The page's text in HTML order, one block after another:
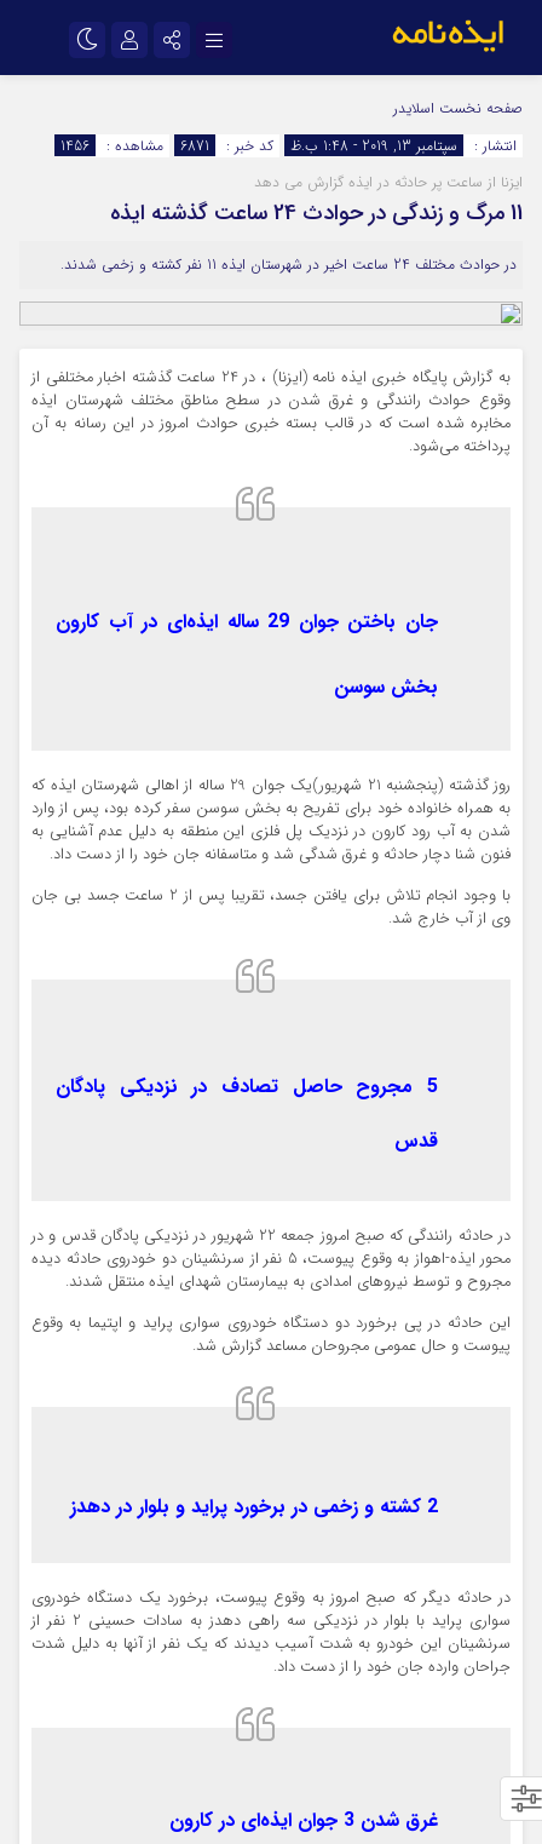
اینستاگرام
سروش
ایتا
آپارات
اپلیکیشن رمز عبور
صفحه نخست اسلایدر
انتشار :
سپتامبر 13, 2019 - 1:48 ب.ظ کد خبر : 6871 مشاهده :
1456
ایزنا از ساعت پر حادثه در ایذه گزارش می دهد
11 مرگ و زندگی در حوادث 24 ساعت گذشته ایذه
در حوادث مختلف 24 ساعت اخیر در شهرستان ایذه 11 نفر کشته و زخمی شدند.
به گزارش پایگاه خبری ایذه نامه (ایزنا) ، در 24 ساعت گذشته اخبار مختلفی از
وقوع حوادث رانندگی و غرق شدن در سطح مناطق مختلف شهرستان ایذه
مخابره شده است که در قالب بسته خبری حوادث امروز در این رسانه به آن
پرداخته می‌شود.
جان باختن جوان 29 ساله ایذه‌ای در آب کارون
بخش سوسن
روز گذشته (پنجشنبه 21 شهریور)یک جوان 29 ساله از اهالی شهرستان ایذه که
به همراه خانواده خود برای تفریح به بخش سوسن سفر کرده بود، پس از وارد
شدن به آب رود کارون در نزدیک پل فلزی این منطقه به دلیل عدم آشنایی به
فنون شنا دچار حادثه و غرق شدگی شد و متاسفانه جان خود را از دست داد.
با وجود انجام تلاش برای یافتن جسد، تقریبا پس از 2 ساعت جسد بی جان
وی از آب خارج شد.
5 مجروح حاصل تصادف در نزدیکی پادگان
قدس
در حادثه رانندگی که صبح امروز جمعه 22 شهریور در نزدیکی پادگان قدس و در
محور ایذه-اهواز به وقوع پیوست، 5 نفر از سرنشینان دو خودروی حادثه دیده
مجروح و توسط نیروهای امدادی به بیمارستان شهدای ایذه منتقل شدند.
این حادثه در پی برخورد دو دستگاه خودروی سواری پراید و اپتیما به وقوع
پیوست و حال عمومی مجروحان مساعد گزارش شد.
2 کشته و زخمی در برخورد پراید و بلوار در دهدز
در حادثه دیگر که صبح امروز به وقوع پیوست، برخورد یک دستگاه خودروی
سواری پراید با بلوار در نزدیکی سه راهی دهدز به سادات حسینی 2 نفر از
سرنشینان این خودرو به شدت آسیب دیدند که یک نفر از آنها به دلیل شدت
جراحان وارده جان خود را از دست داد.
غرق شدن 3 جوان ایذه‌ای در کارون